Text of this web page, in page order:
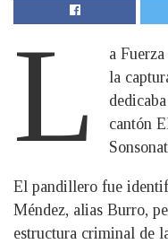
L
a
la
cantón
El pandillero fue
Méndez, alias Burro,
estructura criminal de